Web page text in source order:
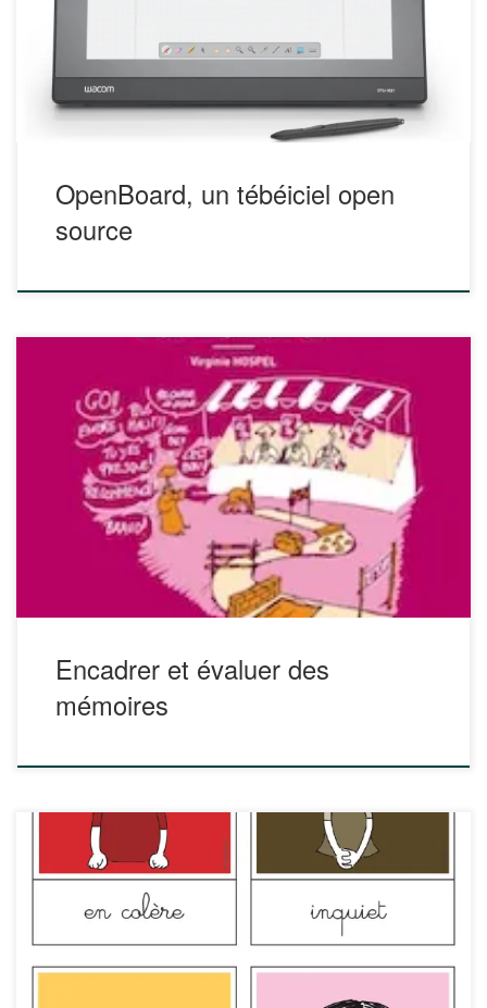
interactif ou dans une configuration à double écran avec
tablette numérique et un beamer. Pour en savoir plus :
http://openboard.ch/ Pour télécharger OpenBoard […]
OpenBoard, un tébéiciel open
source
L’encadrement et l’évaluation du mémoire ne sont pas
choses faciles et soulèvent beaucoup de questions.
Comment encadrer au mieux chaque étudiant·e afin de lui
permettre de développer les compétences visées, tout en
tenant compte des contraintes existantes ? Comment
s’assurer de l’équité entre étudiant·e·s, tant dans
l’encadrement reçu que dans […]
Encadrer et évaluer des
mémoires
Sur le site ‘Bougribouillons’, vous trouverez un fichier PDF
avec 12 cartes sur les émotions. Des cartes jolies, très bien
faites et utiles pour laisser s’exprimer les élèves ! Lien vers
le PDF : http://bougribouillons.fr/wp-
content/uploads/2016/09/cartes_emotions_bougribouillons-
1.pdf ATTENTION ! Ces cartes ne sont PAS libre de droit.